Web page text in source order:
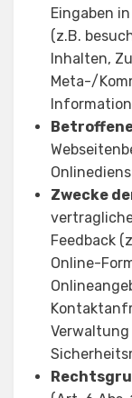
Eingaben
(z.B.
Inhalten,
Meta-/
Zwecke
Feedback
Online-